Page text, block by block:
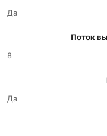
Да
Поток
8
Да